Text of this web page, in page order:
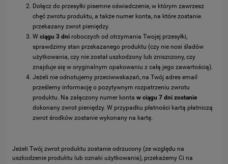
Dołącz do przesyłki pisemne oświadczenie, w którym zawrzesz
chęć zwrotu produktu, a także numer konta, na które zostanie
przekazany zwrot pieniędzy.
W ciągu 3 dni roboczych od otrzymania Twojej przesyłki,
sprawdzimy stan przekazanego produktu (czy nie nosi śladów
użytkowania, czy nie został uszkodzony lub zniszczony, czy
znajduje się w oryginalnym opakowaniu z całą jego zawartością).
Jeżeli nie odnotujemy przeciwwskazań, na Twój adres email
prześlemy informację o pozytywnym rozpatrzeniu zwrotu
produktu. Na załączony numer konta w ciągu 7 dni zostanie
dokonany zwrot pieniędzy. W przypadku płatności kartą płatniczą
zwrot środków zostanie wykonany na kartę.
Jeżeli Twój zwrot produktu zostanie odrzucony (ze względu na
uszkodzenie produktu lub oznaki użytkowania), przekażemy Ci na